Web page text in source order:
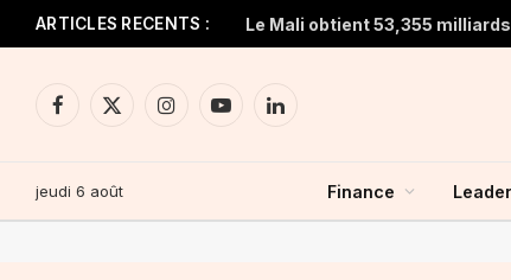
ARTICLES RECENTS :
Facebook
X
InstagramYouTubeLinkedIn
jeudi 6 août Finance